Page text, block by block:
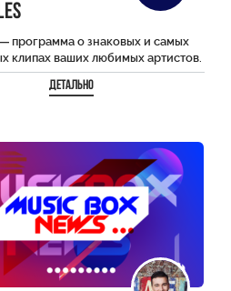
программа о знаковых и самых
клипах ваших любимых артистов.
вы узнаете все
Детально